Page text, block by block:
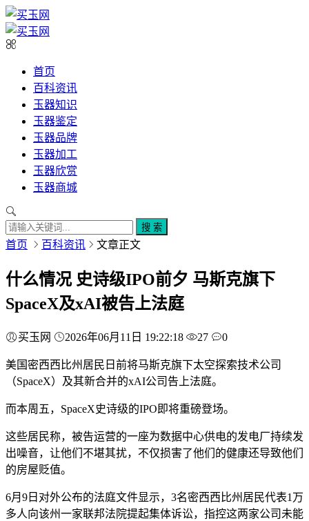
首页
百科资讯
玉器知识
玉器鉴定
玉器品牌
玉器加工
玉器欣赏
玉器商城
搜 索
首页 百科资讯 文章正文
什么情况 史诗级IPO前夕 马斯克旗下
SpaceX及xAI被告上法庭
买玉网 2026年06月11日 19:22:18 27 0
美国密西西比州居民日前将马斯克旗下太空探索技术公司
（SpaceX）及其新合并的xAI公司告上法庭。
而本周五，SpaceX史诗级的IPO即将重磅登场。
这些居民称，被告运营的一座为数据中心供电的发电厂持续发
出噪音，让他们不堪其扰，不仅损害了他们的健康还导致他们
的房屋贬值。
6月9日对外公布的法庭文件显示，3名密西西比州居民代表1万
多人向该州一家联邦法院提起集体诉讼，指控这两家公司未能